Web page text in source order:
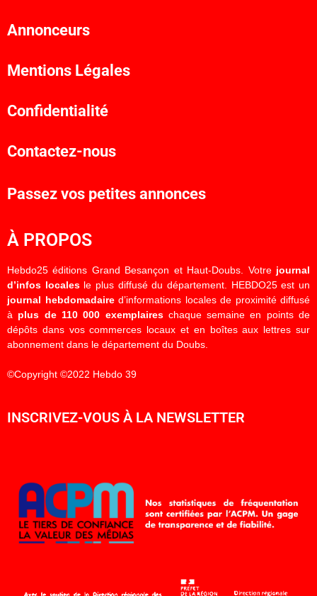
Annonceurs
Mentions Légales
Confidentialité
Contactez-nous
Passez vos petites annonces
À PROPOS
Hebdo25 éditions Grand Besançon et Haut-Doubs. Votre journal
d’infos localesle plus diffusé du département. HEBDO25 est un
journal hebdomadaired’informations locales de proximité diffusé
à plus de 110 000 exemplaireschaque semaine en points de
dépôts dans vos commerces locaux et en boîtes aux lettres sur
abonnement dans le département du Doubs.
©Copyright ©2022 Hebdo 39
INSCRIVEZ-VOUS À LA NEWSLETTER